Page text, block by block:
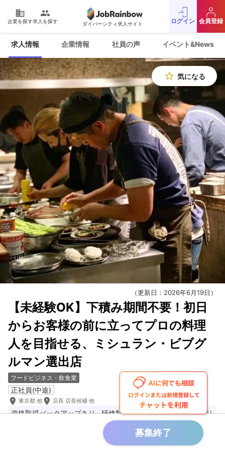
domain
企業を探す
people
求人を探す ダイバーシティ求人サイト ログイン 会員登録
募集終了
求人情報 企業情報 社員の声 イベント&News
star_border 気になる
（更新日：2026年6月19日）
【未経験OK】下積み期間不要！初日
からお客様の前に立ってプロの料理
人を目指せる、ミシュラン・ビブグ
ルマン選出店
フードビジネス・飲食業
正社員(中途)
room 東京都 他 room 店長 店長候補 他
資格取得バックアップあり 研修制度が充実
長期休暇制度あり
未経験者OK 語学力が活かせる仕事
プライバシーポリシー
採用をお考えの企業様
お問い合わせ
JobRainbow MAGAZINE
© 2016 JobRainbow Co.,Ltd.